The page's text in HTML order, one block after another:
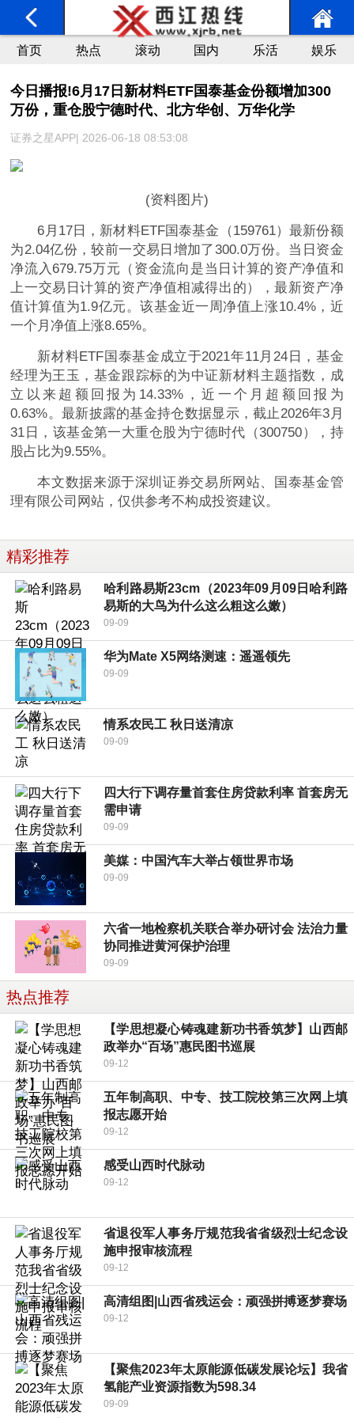
首页 热点 滚动 国内 乐活 娱乐
今日播报!6月17日新材料ETF国泰基金份额增加300
万份，重仓股宁德时代、北方华创、万华化学
证券之星APP| 2026-06-18 08:53:08
(资料图片)
6月17日，新材料ETF国泰基金（159761）最新份额
为2.04亿份，较前一交易日增加了300.0万份。当日资金
净流入679.75万元（资金流向是当日计算的资产净值和
上一交易日计算的资产净值相减得出的），最新资产净
值计算值为1.9亿元。该基金近一周净值上涨10.4%，近
一个月净值上涨8.65%。
新材料ETF国泰基金成立于2021年11月24日，基金
经理为王玉，基金跟踪标的为中证新材料主题指数，成
立以来超额回报为14.33%，近一个月超额回报为
0.63%。最新披露的基金持仓数据显示，截止2026年3月
31日，该基金第一大重仓股为宁德时代（300750），持
股占比为9.55%。
本文数据来源于深圳证券交易所网站、国泰基金管
理有限公司网站，仅供参考不构成投资建议。
精彩推荐
哈利路易斯23cm（2023年09月09日哈利路
易斯的大鸟为什么这么粗这么嫩）
09-09
华为Mate X5网络测速：遥遥领先
09-09
情系农民工 秋日送清凉
09-09
四大行下调存量首套住房贷款利率 首套房无
需申请
09-09
美媒：中国汽车大举占领世界市场
09-09
六省一地检察机关联合举办研讨会 法治力量
协同推进黄河保护治理
09-09
热点推荐
【学思想凝心铸魂建新功书香筑梦】山西邮
政举办“百场”惠民图书巡展
09-12
五年制高职、中专、技工院校第三次网上填
报志愿开始
09-12
感受山西时代脉动
09-12
省退役军人事务厅规范我省省级烈士纪念设
施申报审核流程
09-12
高清组图|山西省残运会：顽强拼搏逐梦赛场
09-12
【聚焦2023年太原能源低碳发展论坛】我省
氢能产业资源指数为598.34
09-09